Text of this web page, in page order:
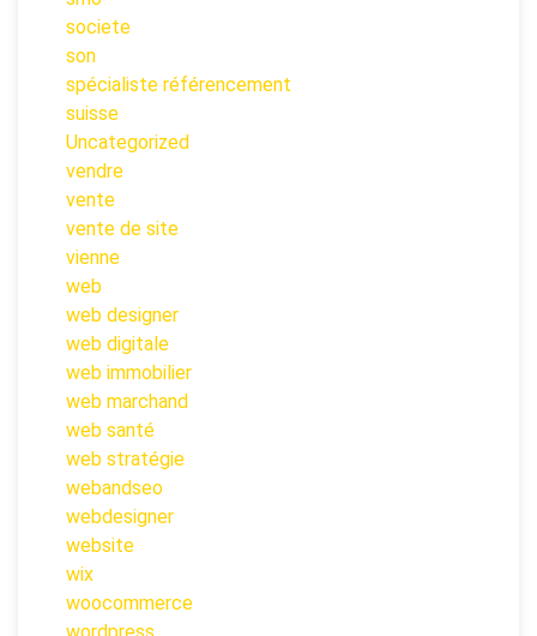
societe
son
spécialiste référencement
suisse
Uncategorized
vendre
vente
vente de site
vienne
web
web designer
web digitale
web immobilier
web marchand
web santé
web stratégie
webandseo
webdesigner
website
wix
woocommerce